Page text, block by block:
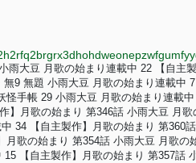
雨大豆 月歌の始まり連載中 22 【自主
9 無題 小雨大豆 月歌の始まり連載中
怪手帳 29 小雨大豆 月歌の始まり連載
】月歌の始まり 第346話 小雨大豆 月
34 【自主製作】月歌の始まり 第360
月歌の始まり 第354話 小雨大豆 月歌
【自主製作】月歌の始まり 第357話